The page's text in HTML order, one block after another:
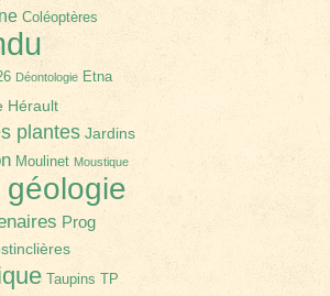
Coléoptères
Déontologie Etna
Hérault
plantes Jardins
Moulinet Moustique
Prog
Taupins TP